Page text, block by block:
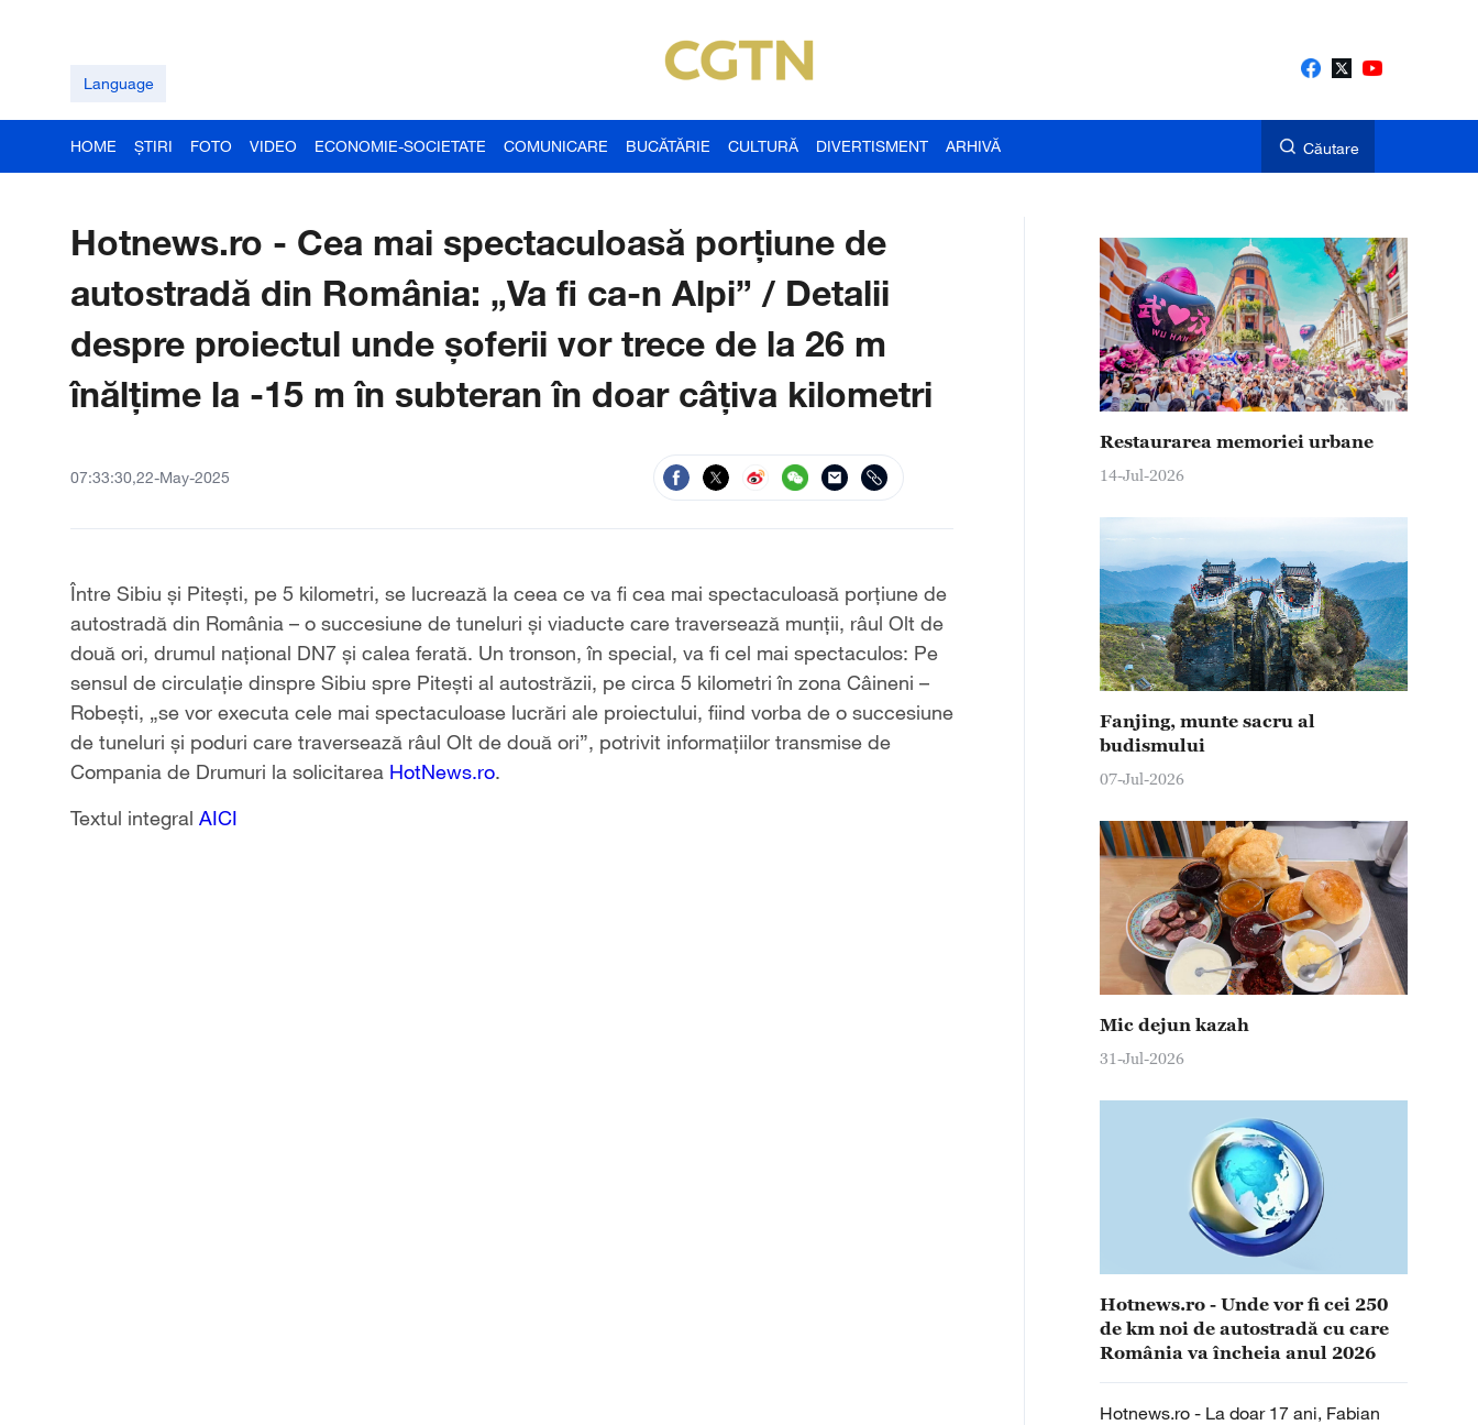
Language
HOME ȘTIRI FOTO VIDEO ECONOMIE-SOCIETATE COMUNICARE BUCĂTĂRIE CULTURĂ DIVERTISMENT ARHIVĂ Căutare
Hotnews.ro - Cea mai spectaculoasă porțiune de
autostradă din România: „Va fi ca-n Alpi” / Detalii
despre proiectul unde șoferii vor trece de la 26 m
înălțime la -15 m în subteran în doar câțiva kilometri
07:33:30,22-May-2025
Între Sibiu și Pitești, pe 5 kilometri, se lucrează la ceea ce va fi cea mai spectaculoasă porțiune de
autostradă din România – o succesiune de tuneluri și viaducte care traversează munții, râul Olt de
două ori, drumul național DN7 și calea ferată. Un tronson, în special, va fi cel mai spectaculos: Pe
sensul de circulație dinspre Sibiu spre Pitești al autostrăzii, pe circa 5 kilometri în zona Câineni –
Robești, „se vor executa cele mai spectaculoase lucrări ale proiectului, fiind vorba de o succesiune
de tuneluri și poduri care traversează râul Olt de două ori”, potrivit informațiilor transmise de
Compania de Drumuri la solicitarea HotNews.ro.
Textul integral AICI
Restaurarea memoriei urbane
14-Jul-2026
Fanjing, munte sacru al
budismului
07-Jul-2026
Mic dejun kazah
31-Jul-2026
Hotnews.ro - Unde vor fi cei 250
de km noi de autostradă cu care
România va încheia anul 2026
Hotnews.ro - La doar 17 ani, Fabian